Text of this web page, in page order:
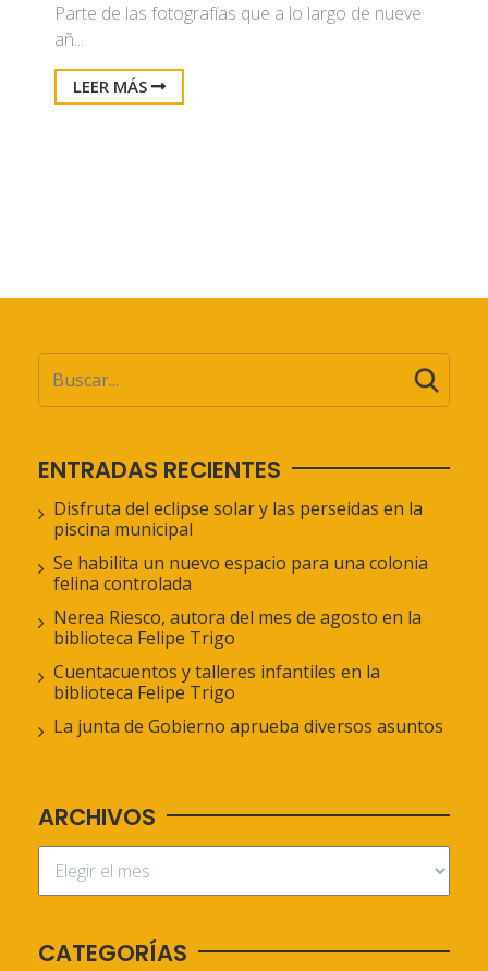
Parte de las fotografías que a lo largo de nueve
añ...
LEER MÁS
ENTRADAS RECIENTES
Disfruta del eclipse solar y las perseidas en la
piscina municipal
Se habilita un nuevo espacio para una colonia
felina controlada
Nerea Riesco, autora del mes de agosto en la
biblioteca Felipe Trigo
Cuentacuentos y talleres infantiles en la
biblioteca Felipe Trigo
La junta de Gobierno aprueba diversos asuntos
ARCHIVOS
CATEGORÍAS